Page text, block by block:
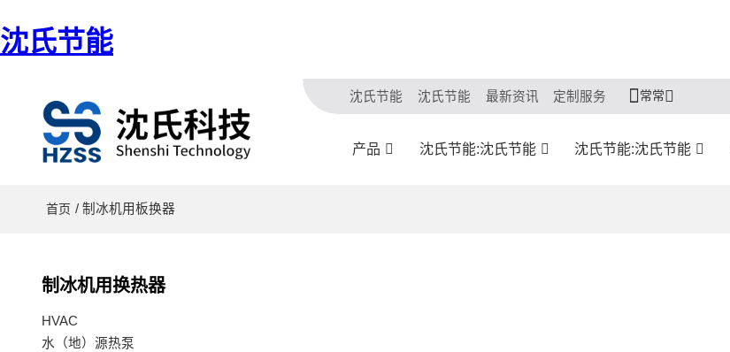
沈氏节能
沈氏节能 沈氏节能 最新资讯 定制服务 常常
产品 沈氏节能:沈氏节能 沈氏节能:沈氏节能
首页 / 制冰机用板换器
制冰机用换热器
HVAC
水（地）源热泵